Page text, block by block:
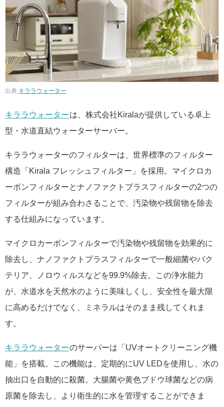
出典:キララウォーター
キララウォーターは、株式会社Kiralaが提供している卓上
型・水道直結ウォーターサーバー。
キララウォーターのフィルターは、世界標準のフィルター
構造「Kirala フレッシュフィルター」を採用。マイクロカ
ーボンフィルターとナノファクトプラスフィルターの2つの
フィルターが組み合わさることで、汚染物や残留物を除去
する仕組みになっています。
マイクロカーボンフィルターで汚染物や残留物を効果的に
除去し、ナノファクトプラスフィルターで一般細菌やバク
テリア、ノロウィルスなどを99.9%除去。この浄水能力
が、水道水を天然水のように美味しくし、安全性を最大限
に高めるだけでなく、ミネラルはそのまま残してくれま
す。
キララウォーターのサーバーは「UVオートクリーニング機
能」を搭載。この機能は、定期的にUV LEDを使用し、水の
抽出口を自動的に殺菌。大腸菌や黄色ブドウ球菌などの病
原菌を除去し、より衛生的に水を管理することができま